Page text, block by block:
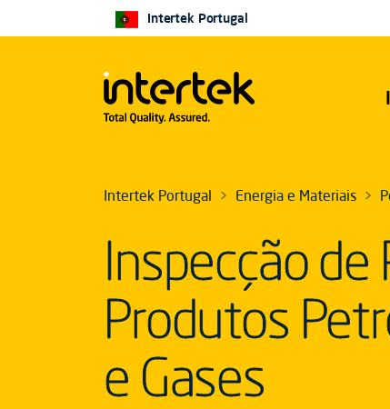
Intertek Portugal
Intertek Portugal Energia e Materiais
Inspecção de
Produtos
e Gases